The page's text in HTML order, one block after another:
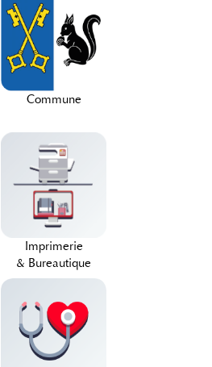
Commune
Imprimerie
& Bureautique